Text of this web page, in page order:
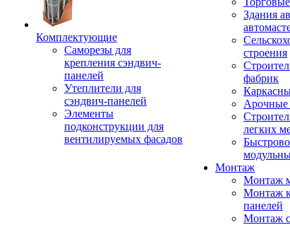
Комплектующие
Саморезы для
крепления сэндвич-
панелей
Утеплители для
сэндвич-панелей
Элементы
подконструкции для
вентилируемых фасадов
Здания
строения
фабрик
Арочные
легких
Монтаж
Монтаж
Монтаж
панелей
Монтаж